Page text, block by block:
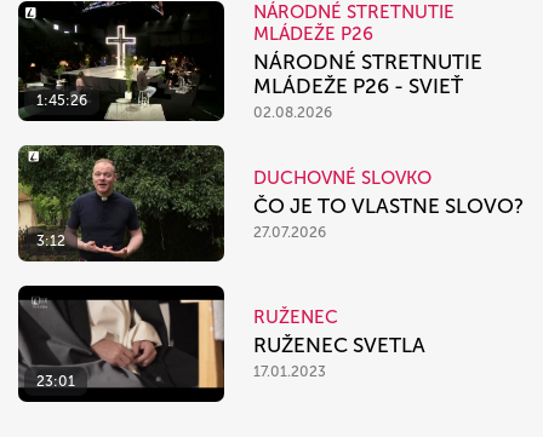
1:45:26
NÁRODNÉ STRETNUTIE
MLÁDEŽE P26
NÁRODNÉ STRETNUTIE
MLÁDEŽE P26 - SVIEŤ
02.08.2026
3:12
DUCHOVNÉ SLOVKO
ČO JE TO VLASTNE SLOVO?
27.07.2026
23:01
RUŽENEC
RUŽENEC SVETLA
17.01.2023